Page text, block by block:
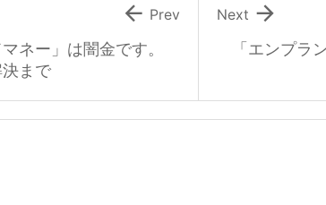
「エンプラ

Next
マネー」は闇金です。
まで
 Prev